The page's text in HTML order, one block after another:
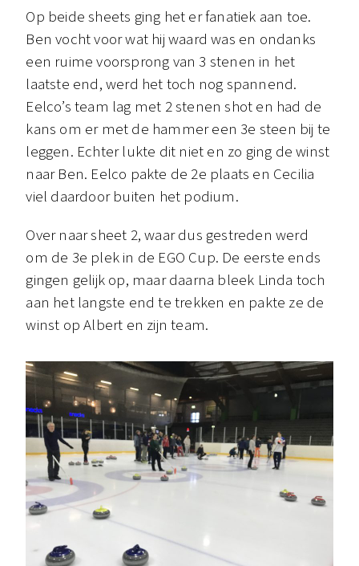
Op beide sheets ging het er fanatiek aan toe.
Ben vocht voor wat hij waard was en ondanks
een ruime voorsprong van 3 stenen in het
laatste end, werd het toch nog spannend.
Eelco’s team lag met 2 stenen shot en had de
kans om er met de hammer een 3e steen bij te
leggen. Echter lukte dit niet en zo ging de winst
naar Ben. Eelco pakte de 2e plaats en Cecilia
viel daardoor buiten het podium.
Over naar sheet 2, waar dus gestreden werd
om de 3e plek in de EGO Cup. De eerste ends
gingen gelijk op, maar daarna bleek Linda toch
aan het langste end te trekken en pakte ze de
winst op Albert en zijn team.